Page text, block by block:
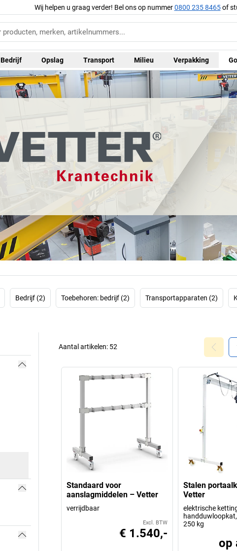
Wij helpen u graag verder! Bel ons op nummer0800 235 8465of
Bedrijf Opslag Transport Milieu Verpakking
Bedrijf (2) Toebehoren: bedrijf (2) Transportapparaten (2)
Aantal artikelen: 52
Standaard voor
aanslagmiddelen – Vetter
verrijdbaar
Excl. BTW
€ 1.540,-
Stalen
Vetter
elektrische
250 kg
op